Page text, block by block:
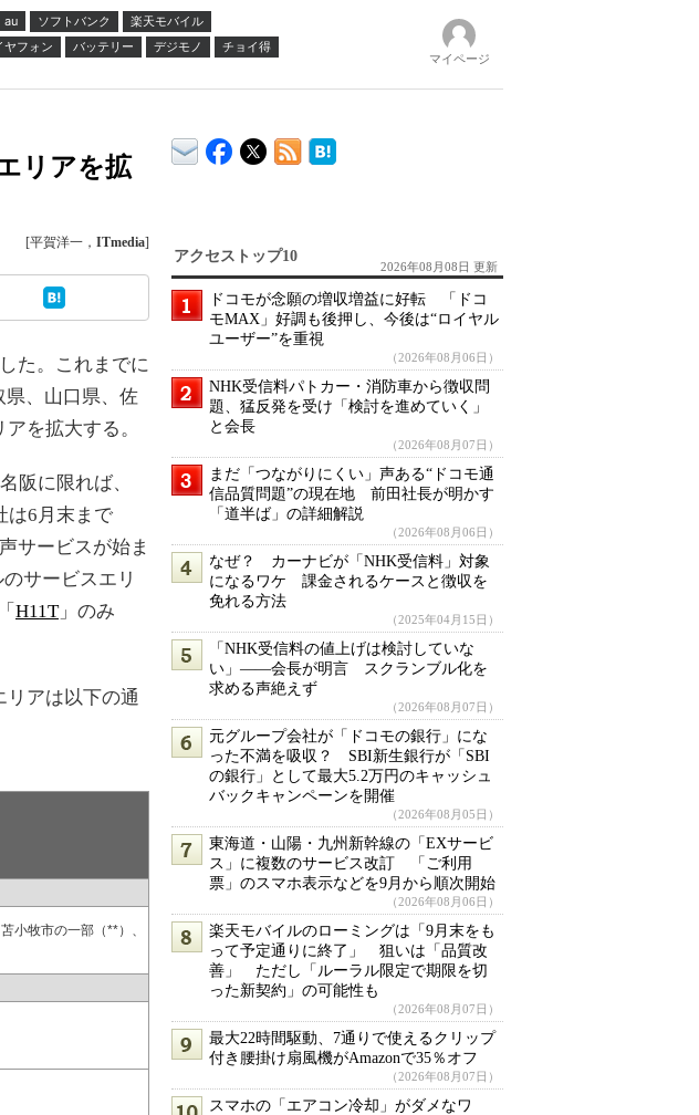
au ソフトバンク
楽天モバイル
ヤフォン バッテリー デジモノ
チョイ得
マイページ
リアを拡
[平賀洋一， ITmedia]
た。これまでに
県、山口県、佐
を拡大する。
阪に限れば、
は6月末まで
サービスが始ま
サービスエリ
H11T」のみ
アは以下の通
小牧市の一部（**）、
アクセストップ10
2026年08月08日 更新
ドコモが念願の増収増益に好転 「ドコ
モMAX」好調も後押し、今後は“ロイヤル
ユーザー”を重視
（2026年08月06日）
NHK受信料パトカー・消防車から徴収問
題、猛反発を受け「検討を進めていく」
と会長
（2026年08月07日）
まだ「つながりにくい」声ある“ドコモ通
信品質問題”の現在地 前田社長が明かす
「道半ば」の詳細解説
（2026年08月06日）
なぜ？ カーナビが「NHK受信料」対象
になるワケ 課金されるケースと徴収を
免れる方法
（2025年04月15日）
「NHK受信料の値上げは検討していな
い」――会長が明言 スクランブル化を
求める声絶えず
（2026年08月07日）
元グループ会社が「ドコモの銀行」にな
った不満を吸収？ SBI新生銀行が「SBI
の銀行」として最大5.2万円のキャッシュ
バックキャンペーンを開催
（2026年08月05日）
東海道・山陽・九州新幹線の「EXサービ
ス」に複数のサービス改訂 「ご利用
票」のスマホ表示などを9月から順次開始
（2026年08月06日）
楽天モバイルのローミングは「9月末をも
って予定通りに終了」 狙いは「品質改
善」 ただし「ルーラル限定で期限を切
った新契約」の可能性も
（2026年08月07日）
最大22時間駆動、7通りで使えるクリップ
付き腰掛け扇風機がAmazonで35％オフ
（2026年08月07日）
スマホの「エアコン冷却」がダメなワ